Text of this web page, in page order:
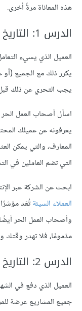
هذه المعاناة مرةً أخرى.
الدرس 1: التاريخ يكرر نفسه
العميل الذي يسيء
يكرر ذلك مع الجميع
يجب التحري عن ذلك قبل
اسأل أصحاب العمل الحر
يعرفونه عن عميلك
المعارف، والتي يمكن
التي تضم العاملين في
ابحث عن الشركة عبر
العملاء السيئةتُعَد
وأصحاب العمل الحر
مذمومًا، فلا تهدر
الدرس 2: التاريخ لا يتكرر دائما
العميل الذي دفع في
جميع المشاريع عرضة